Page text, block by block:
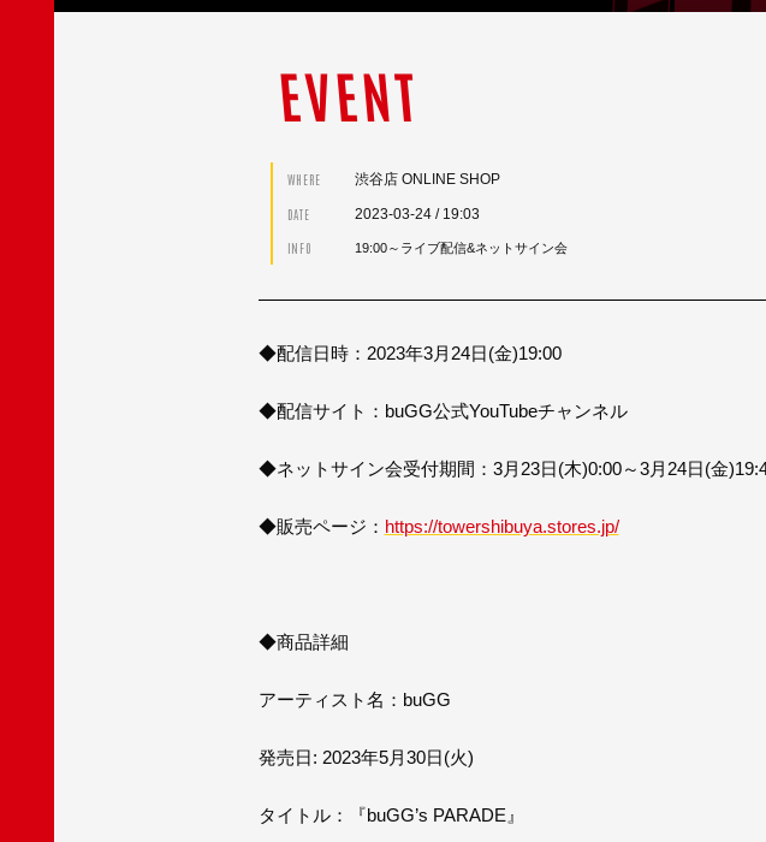
EVENT
WHERE 渋谷店 ONLINE SHOP
DATE 2023-03-24/ 19:03
INFO 19:00～ライブ配信&ネットサイン会
◆配信日時：2023年3月24日(金)19:00
◆配信サイト：buGG公式YouTubeチャンネル
◆ネットサイン会受付期間：3月23日(木)0:00～3月24日(金
◆販売ページ： https://towershibuya.stores.jp/
◆商品詳細
アーティスト名：buGG
発売日: 2023年5月30日(火)
タイトル：『buGG’s PARADE』